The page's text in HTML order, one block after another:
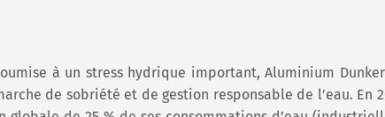
à un stress hydrique important, Aluminium
de sobriété et de gestion responsable de l’eau. En